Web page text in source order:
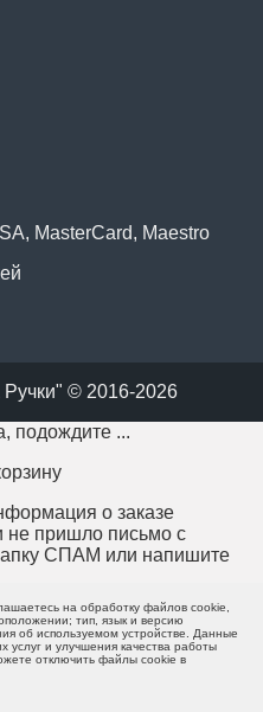
© 2016-2026
на обработку файлов cookie,
тип, язык и версию
об используемом устройстве. Данные
услуг и улучшения качества работы
отключить файлы cookie в
подождите ...
о заказе
не пришло письмо с
СПАМ или напишите
заказа. Пожалуйста,
нам.
формы перед отправкой.